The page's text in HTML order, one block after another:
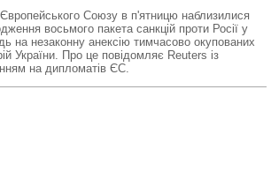
Європейського Союзу в п'ятницю наблизилися
восьмого пакета санкцій проти Росії у
на незаконну анексію тимчасово окупованих
України. Про це повідомляє Reuters із
на дипломатів ЄС.